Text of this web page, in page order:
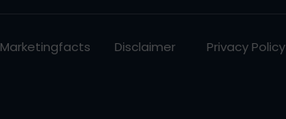
Disclaimer Privacy Policy